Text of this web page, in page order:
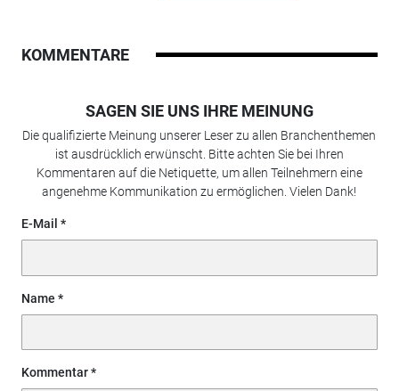
KOMMENTARE
SAGEN SIE UNS IHRE MEINUNG
Die qualifizierte Meinung unserer Leser zu allen Branchenthemen
ist ausdrücklich erwünscht. Bitte achten Sie bei Ihren
Kommentaren auf die Netiquette, um allen Teilnehmern eine
angenehme Kommunikation zu ermöglichen. Vielen Dank!
E-Mail
Name
Kommentar